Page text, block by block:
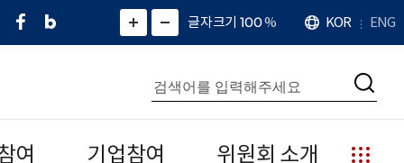
페
네
그
)
화
면
면
소
확
대
치
글자크기 100%
언
어
KOR ENG
통
합
검
색
검
여 기업참여 위원회 소개
누